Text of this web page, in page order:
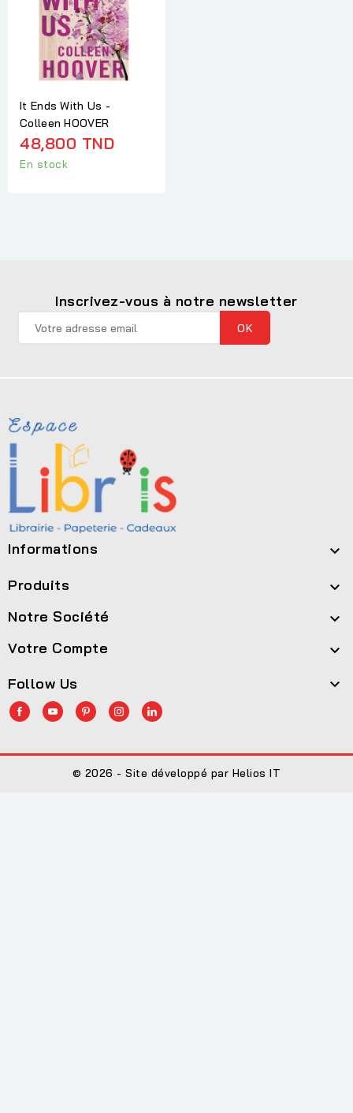
It Ends With Us -
Colleen HOOVER
48,800 TND
En stock
Inscrivez-vous à notre newsletter
Informations 
Produits 
Notre Société 
Votre Compte 
Follow Us 
© 2026 - Site développé par Helios IT